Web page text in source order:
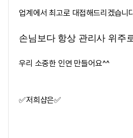
업계에서 최고로 대접해드리겠습니
손님보다 항상 관리사 위주
우리 소중한 인연 만들어요^^
✅️저희샵은✅️